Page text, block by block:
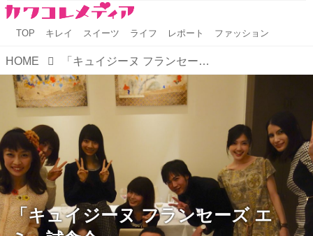
TOP キレイ スイーツ ライフ レポート ファッション
HOME 「キュイジーヌ フランセーズ エミ」試食会
「キュイジーヌ フランセーズ エ